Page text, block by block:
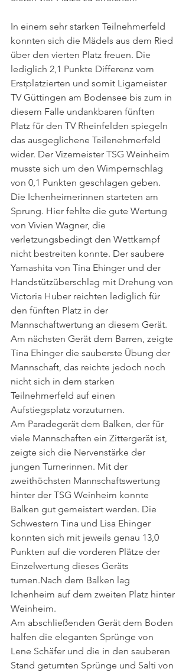
In einem sehr starken Teilnehmerfeld
konnten sich die Mädels aus dem Ried
über den vierten Platz freuen. Die
lediglich 2,1 Punkte Differenz vom
Erstplatzierten und somit Ligameister
TV Güttingen am Bodensee bis zum in
diesem Falle undankbaren fünften
Platz für den TV Rheinfelden spiegeln
das ausgeglichene Teilenehmerfeld
wider. Der Vizemeister TSG Weinheim
musste sich um den Wimpernschlag
von 0,1 Punkten geschlagen geben.
Die Ichenheimerinnen starteten am
Sprung. Hier fehlte die gute Wertung
von Vivien Wagner, die
verletzungsbedingt den Wettkampf
nicht bestreiten konnte. Der saubere
Yamashita von Tina Ehinger und der
Handstützüberschlag mit Drehung von
Victoria Huber reichten lediglich für
den fünften Platz in der
Mannschaftwertung an diesem Gerät.
Am nächsten Gerät dem Barren, zeigte
Tina Ehinger die sauberste Übung der
Mannschaft, das reichte jedoch noch
nicht sich in dem starken
Teilnehmerfeld auf einen
Aufstiegsplatz vorzuturnen.
Am Paradegerät dem Balken, der für
viele Mannschaften ein Zittergerät ist,
zeigte sich die Nervenstärke der
jungen Turnerinnen. Mit der
zweithöchsten Mannschaftswertung
hinter der TSG Weinheim konnte
Balken gut gemeistert werden. Die
Schwestern Tina und Lisa Ehinger
konnten sich mit jeweils genau 13,0
Punkten auf die vorderen Plätze der
Einzelwertung dieses Geräts
turnen.Nach dem Balken lag
Ichenheim auf dem zweiten Platz hinter
Weinheim.
Am abschließenden Gerät dem Boden
halfen die eleganten Sprünge von
Lene Schäfer und die in den sauberen
Stand geturnten Sprünge und Salti von